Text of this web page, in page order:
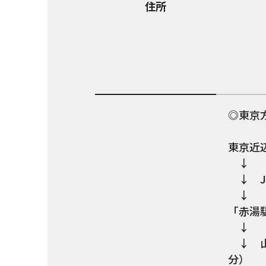
住所
◎東京
東京近
↓
↓ JR
↓
「赤
↓
↓ 山
分）